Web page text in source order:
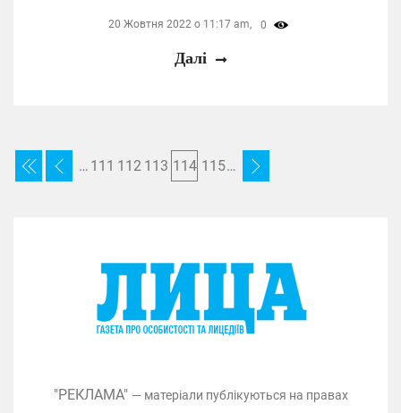
20 Жовтня 2022 о 11:17 am, 0
Далі
… 111 112 113 114 115…
"РЕКЛАМА" — матеріали публікуються на правах